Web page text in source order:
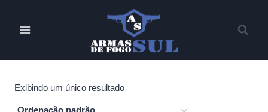
Exibindo um único resultado